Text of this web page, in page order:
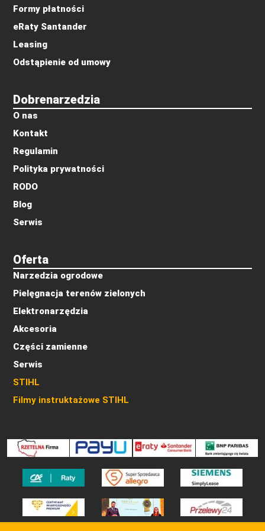
Oferta
Narzedzia ogrodowe
Pielęgnacja terenów zielonych
Elektronarzędzia
Akcesoria
Części zamienne
Serwis
STIHL
Filmy instruktażowe STIHL
Dobrenarzedzia
O nas
Kontakt
Regulamin
Polityka prywatności
RODO
Blog
Serwis
Formy płatności
eRaty Santander
Leasing
Odstąpienie od umowy